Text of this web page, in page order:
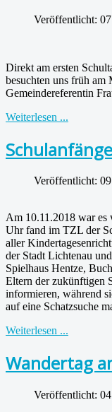
Veröffentlicht:
Direkt am ersten
besuchten uns früh am
Gemeindereferentin
Weiterlesen ...
Veröffentlicht:
Am 10.11.2018 war
Uhr fand im TZL der
aller
der Stadt Lichtenau
Spielhaus Hentze,
Eltern der zukünftigen
informieren, während
auf eine Schatzsuche
Weiterlesen ...
Wandertag
Veröffentlicht: